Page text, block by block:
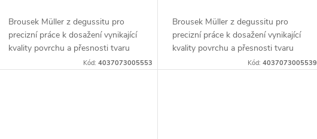
Brousek Müller z degussitu pro
precizní práce k dosažení vynikající
kvality povrchu a přesnosti tvaru
Kód:4037073005553
Brousek Müller z degussitu pro
precizní práce k dosažení vynikající
kvality povrchu a přesnosti tvaru
Kód: 4037073005539